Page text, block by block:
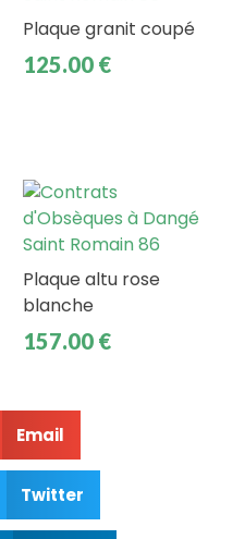
Plaque granit coupé
125.00 €
Plaque altu rose
blanche
157.00 €
Email
Twitter